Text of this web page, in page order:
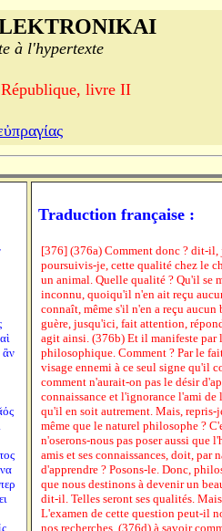
à l'hypertexte
livre II
ἂν
Traduction française :
[376] (376a) Comment donc ? dit-il,
poursuivis-je, cette qualité chez le
un animal. Quelle qualité ? Qu'il se
inconnu, quoiqu'il n'en ait reçu
connaît, même s'il n'en a reçu aucun
guère, jusqu'ici, fait attention,
agit ainsi. (376b) Et il manifeste par
philosophique. Comment ? Par le
visage ennemi à ce seul signe qu'il
comment n'aurait-on pas le désir
connaissance et l'ignorance l'ami
qu'il en soit autrement. Mais, repris-
même que le naturel philosophe ?
n'oserons-nous pas poser aussi que
amis et ses connaissances, doit, par
d'apprendre ? Posons-le. Donc,
que nous destinons à devenir un
dit-il. Telles seront ses qualités.
L'examen de cette question peut-il
nos recherches, (376d) à savoir